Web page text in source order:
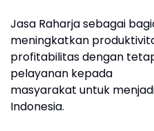
Jasa Raharja sebagai
meningkatkan
profitabilitas dengan
pelayanan kepada
masyarakat untuk
Indonesia.